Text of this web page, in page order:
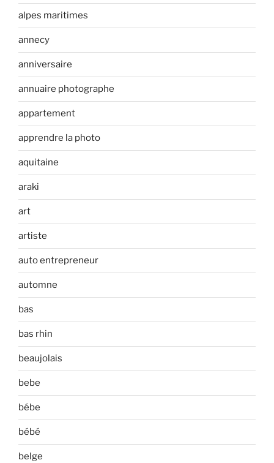
alpes maritimes
annecy
anniversaire
annuaire photographe
appartement
apprendre la photo
aquitaine
araki
art
artiste
auto entrepreneur
automne
bas
bas rhin
beaujolais
bebe
bébe
bébé
belge